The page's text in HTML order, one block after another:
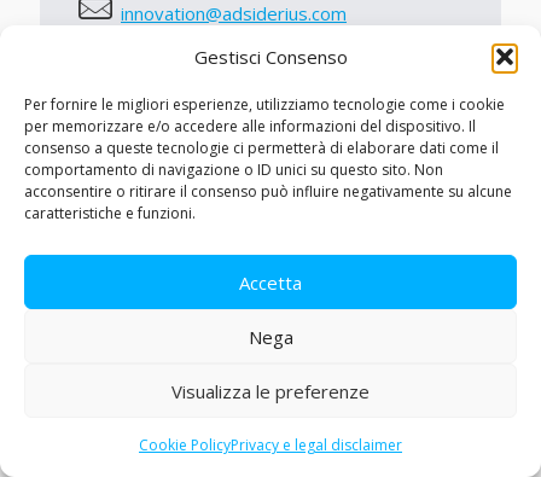
Gestisci Consenso
Per fornire le migliori esperienze, utilizziamo tecnologie come i cookie
per memorizzare e/o accedere alle informazioni del dispositivo. Il
consenso a queste tecnologie ci permetterà di elaborare dati come il
comportamento di navigazione o ID unici su questo sito. Non
acconsentire o ritirare il consenso può influire negativamente su alcune
caratteristiche e funzioni.
Accetta
Nega
Visualizza le preferenze
Cookie PolicyPrivacy e legal disclaimer
innovation@adsiderius.com
www.adsiderius.com
Steelbloom S.r.l.
partecipative in spazi pubblici e luoghi ad alta
trasformando aeroporti, piazze e centri